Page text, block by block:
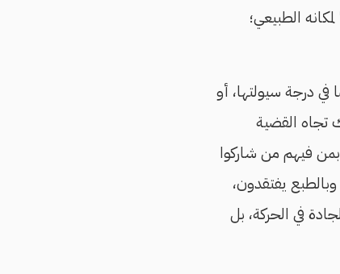
الطبيعي؛
درجة سيولتها، أو
تجاه القضية
فيهم من شاركوا
يفتقدون،
في الحركة، بل